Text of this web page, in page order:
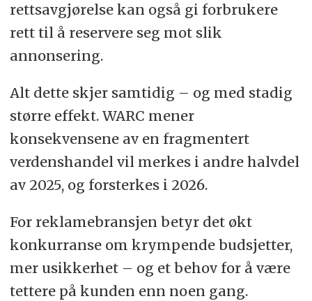
rettsavgjørelse kan også gi forbrukere
rett til å reservere seg mot slik
annonsering.
Alt dette skjer samtidig – og med stadig
større effekt. WARC mener
konsekvensene av en fragmentert
verdenshandel vil merkes i andre halvdel
av 2025, og forsterkes i 2026.
For reklamebransjen betyr det økt
konkurranse om krympende budsjetter,
mer usikkerhet – og et behov for å være
tettere på kunden enn noen gang.